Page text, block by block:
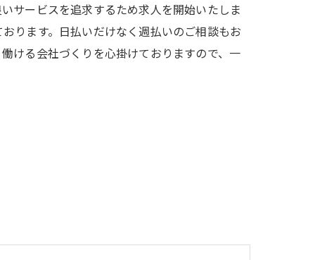
サービスを追求するため求人を開始いたしま
ります。日払いだけなく週払いのご相談もお
ける会社づくりを心掛けておりますので、一